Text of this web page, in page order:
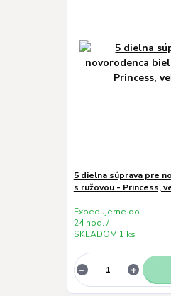
5 dielna súprava pre
s ružovou - Princess,
Expedujeme do
24 hod. /
SKLADOM 1 ks